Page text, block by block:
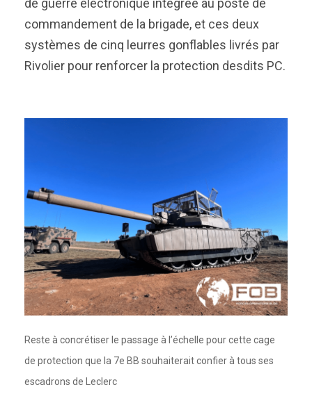
de guerre électronique intégrée au poste de
commandement de la brigade, et ces deux
systèmes de cinq leurres gonflables livrés par
Rivolier pour renforcer la protection desdits PC.
Reste à concrétiser le passage à l’échelle pour cette cage
de protection que la 7e BB souhaiterait confier à tous ses
escadrons de Leclerc